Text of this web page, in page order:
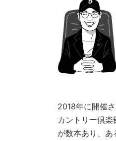
2018年に開催
カントリー倶
が数本あり、あ